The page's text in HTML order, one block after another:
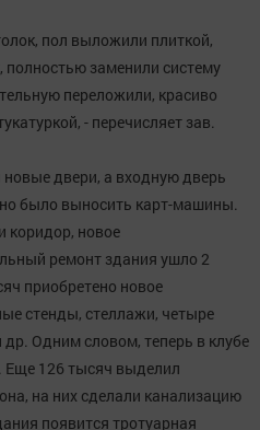
пол выложили плиткой,
полностью заменили систему
переложили, красиво
- перечисляет зав.
двери, а входную дверь
было выносить карт-машины.
коридор, новое
ремонт здания ушло 2
приобретено новое
стенды, стеллажи, четыре
Одним словом, теперь в клубе
Еще 126 тысяч выделил
на них сделали канализацию
появится тротуарная